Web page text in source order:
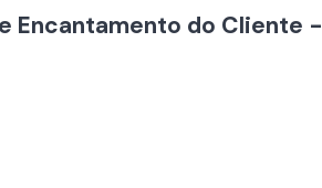
Encantamento do Cliente